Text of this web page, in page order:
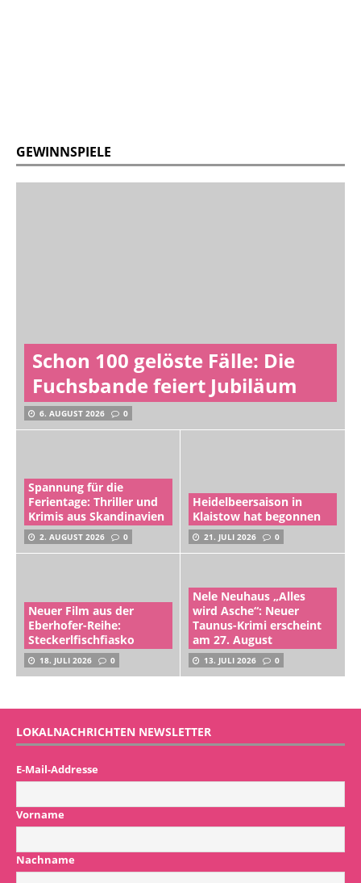
GEWINNSPIELE
Schon 100 gelöste Fälle: Die
Fuchsbande feiert Jubiläum
6. AUGUST 2026 0
Spannung für die
Ferientage: Thriller und
Krimis aus Skandinavien
2. AUGUST 2026 0
Heidelbeersaison in
Klaistow hat begonnen
21. JULI 2026 0
Neuer Film aus der
Eberhofer-Reihe:
Steckerlfischfiasko
18. JULI 2026 0
Nele Neuhaus „Alles
wird Asche“: Neuer
Taunus-Krimi erscheint
am 27. August
13. JULI 2026 0
LOKALNACHRICHTEN NEWSLETTER
E-Mail-Addresse
Vorname
Nachname